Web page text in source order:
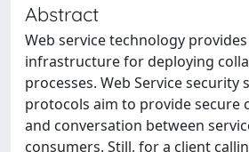
Abstract
Web service technology
infrastructure for deploying
processes. Web Service security
protocols aim to provide secure
and conversation between
consumers. Still, for a client